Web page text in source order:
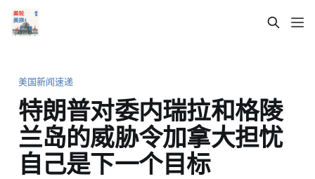
美国新闻速递
特朗普对委内瑞拉和格陵
兰岛的威胁令加拿大担忧
自己是下一个目标